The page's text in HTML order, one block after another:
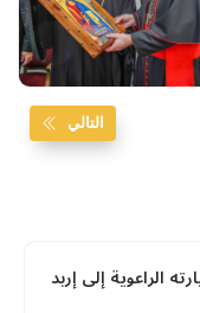
التالي
الراعوية إلى إربد